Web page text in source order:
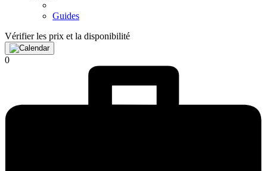
Guides
Vérifier les prix et la disponibilité
0